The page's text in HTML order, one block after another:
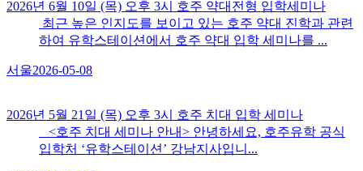
2026년 6월 10일 (목) 오후 3시 호주 약대전형 입학세미나
최근 높은 인지도를 보이고 있는 호주 약대 진학과 관련
하여 유학스테이션에서 호주 약대 입학 세미나를 ...
서울2026-05-08
2026년 5월 21일 (목) 오후 3시 호주 치대 입학 세미나
<호주 치대 세미나 안내> 안녕하세요, 호주유학 공식
입학처 ‘유학스테이션’ 강남지사입니...